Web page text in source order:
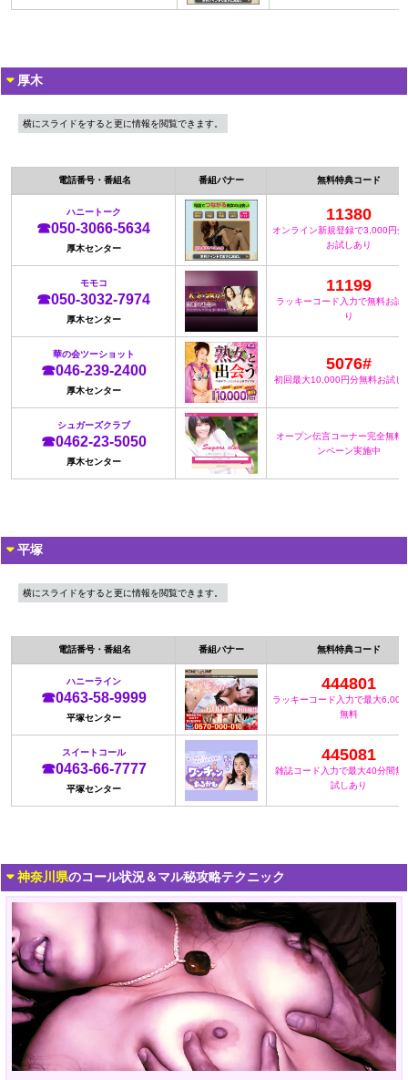
厚木
横にスライドをすると更に情報を閲覧できます。
電話番号・番組名 番組バナー 無料特典コード
ハニートーク
☎050-3066-5634
厚木センター
11380
オンライン新規登録で3,000円分
お試しあり
モモコ
☎050-3032-7974
厚木センター
11199
ラッキーコード入力で無料お試
り
華の会ツーショット
☎046-239-2400
厚木センター
5076#
初回最大10,000円分無料お試し
シュガーズクラブ
☎0462-23-5050
厚木センター
オープン伝言コーナー完全無料
ンペーン実施中
平塚
横にスライドをすると更に情報を閲覧できます。
電話番号・番組名 番組バナー 無料特典コード
ハニーライン
☎0463-58-9999
平塚センター
444801
ラッキーコード入力で最大6,000
無料
スイートコール
☎0463-66-7777
平塚センター
445081
雑誌コード入力で最大40分間無
試しあり
神奈川県のコール状況＆マル秘攻略テクニック